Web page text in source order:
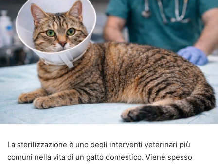
La sterilizzazione è uno degli interventi veterinari più
comuni nella vita di un gatto domestico. Viene spesso